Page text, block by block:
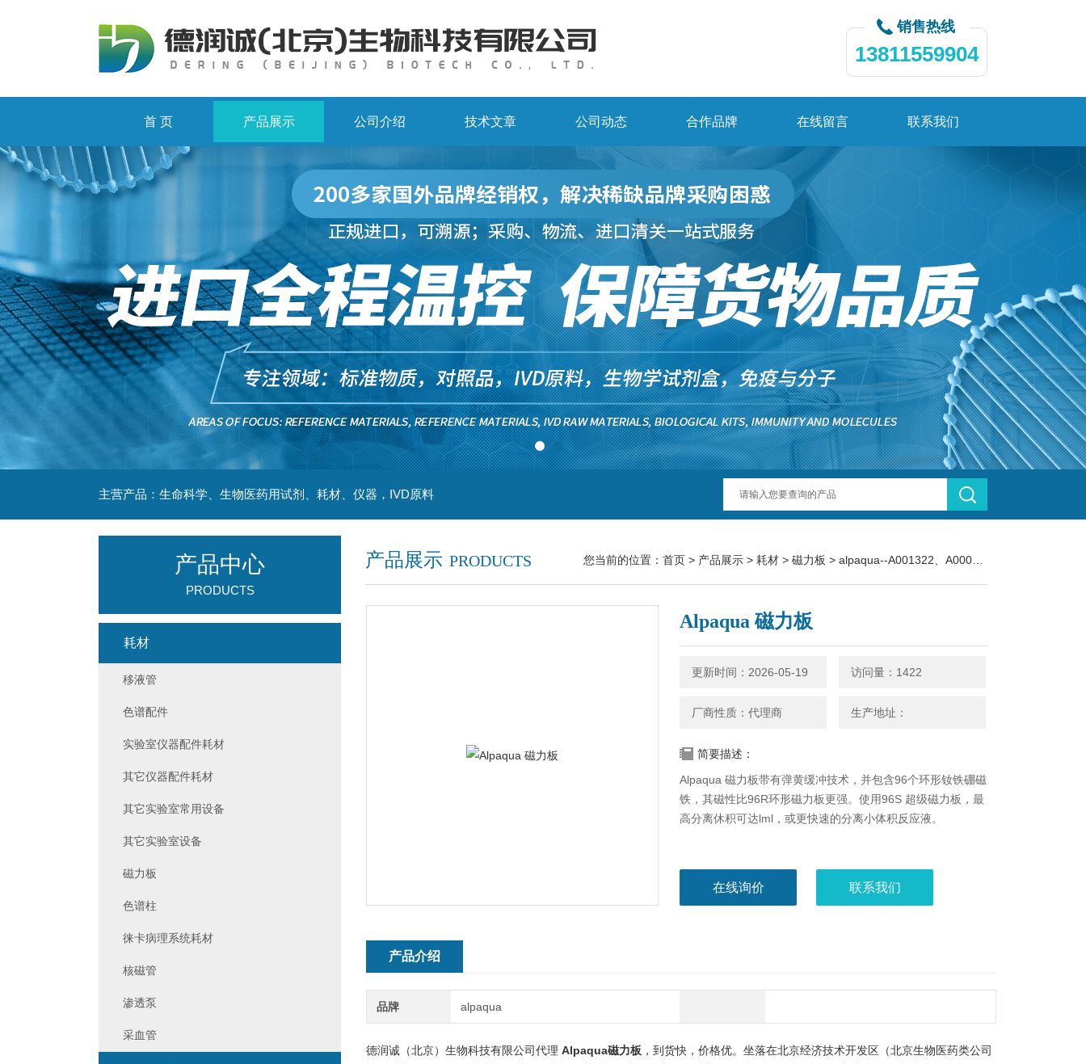
销售热线
13811559904
首 页 产品展示 公司介绍 技术文章 公司动态 合作品牌 在线留言 联系我们
主营产品：生命科学、生物医药用试剂、耗材、仪器，IVD原料
产品展示 PRODUCTS 您当前的位置： 首页 > 产品展示 > 耗材 > 磁力板 > alpaqua--A001322、A000380Alpaqua 磁力板
Alpaqua 磁力板
更新时间：2026-05-19 访问量：1422
厂商性质：代理商 生产地址：
简要描述：
Alpaqua 磁力板带有弹黄缓冲技术，并包含96个环形钕铁硼磁
铁，其磁性比96R环形磁力板更强。使用96S 超级磁力板，最
高分离休积可达lml，或更快速的分离小体积反应液。
在线询价 联系我们
产品介绍
品牌 alpaqua
德润诚（北京）生物科技有限公司代理 Alpaqua磁力板 ，到货快，价格优。坐落在北京经济技术开发区（北京生物医药类公司
产品中心
PRODUCTS
耗材
移液管
色谱配件
实验室仪器配件耗材
其它仪器配件耗材
其它实验室常用设备
其它实验室设备
磁力板
色谱柱
徕卡病理系统耗材
核磁管
渗透泵
采血管